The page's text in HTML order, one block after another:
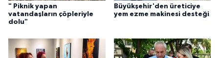
" Piknik yapan
vatandaşların çöpleriyle
dolu"
Büyükşehir'den üreticiye
yem ezme makinesi desteği